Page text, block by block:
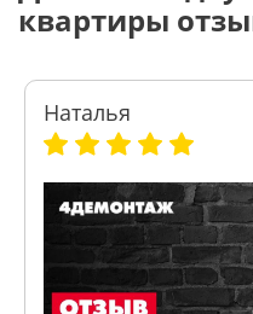
квартиры
Наталья